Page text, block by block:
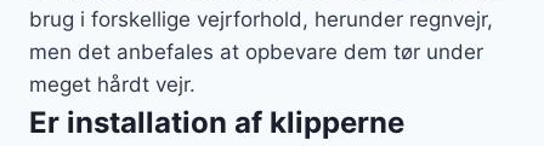
brug i forskellige vejrforhold, herunder regnvejr,
men det anbefales at opbevare dem tør under
meget hårdt vejr.
Er installation af klipperne